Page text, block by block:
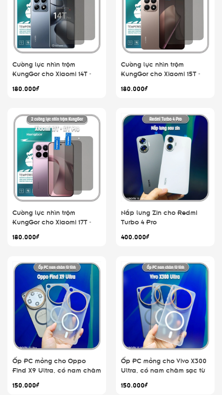
Cường lực nhìn trộm
KungGor cho Xiaomi 14T -
2 miếng
180.000₫
Cường lực nhìn trộm
KungGor cho Xiaomi 15T -
2 miếng
180.000₫
Cường lực nhìn trộm
KungGor cho Xiaomi 17T -
2 miếng
180.000₫
Nắp lưng Zin cho Redmi
Turbo 4 Pro
400.000₫
Ốp PC mỏng cho Oppo
Find X9 Ultra, có nam châm
150.000₫
Ốp PC mỏng cho Vivo X300
Ultra, có nam châm sạc từ
150.000₫